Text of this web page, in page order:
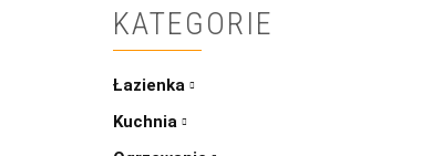
KATEGORIE
Łazienka
Kuchnia